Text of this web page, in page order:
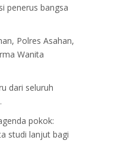
penerus bangsa
Polres Asahan,
Wanita
dari seluruh
pokok:
studi lanjut bagi